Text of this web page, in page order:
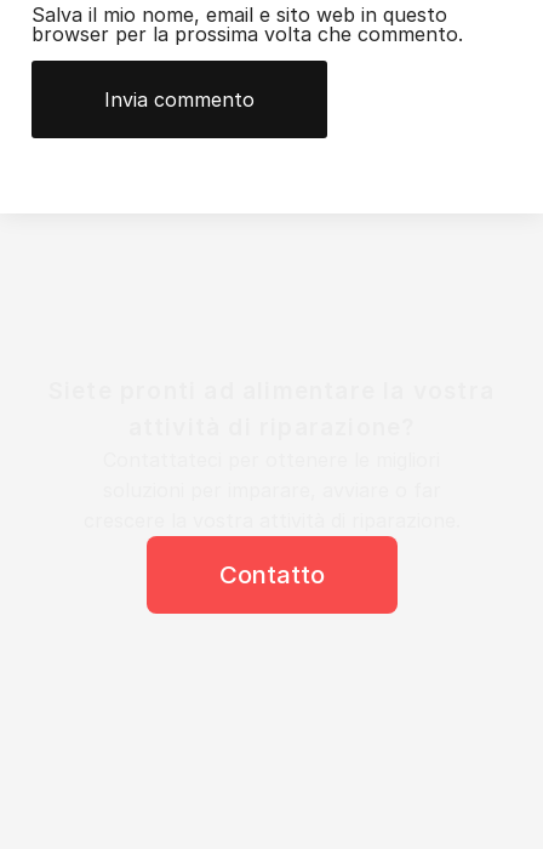
Salva il mio nome, email e sito web in questo
browser per la prossima volta che commento.
Contatto